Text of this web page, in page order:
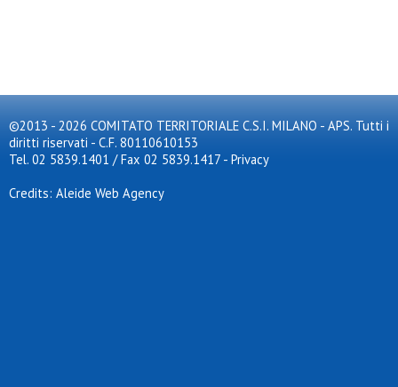
©2013 - 2026 COMITATO TERRITORIALE C.S.I. MILANO - APS. Tutti i
diritti riservati - C.F. 80110610153
Tel. 02 5839.1401 / Fax 02 5839.1417 - Privacy
Credits: Aleide Web Agency